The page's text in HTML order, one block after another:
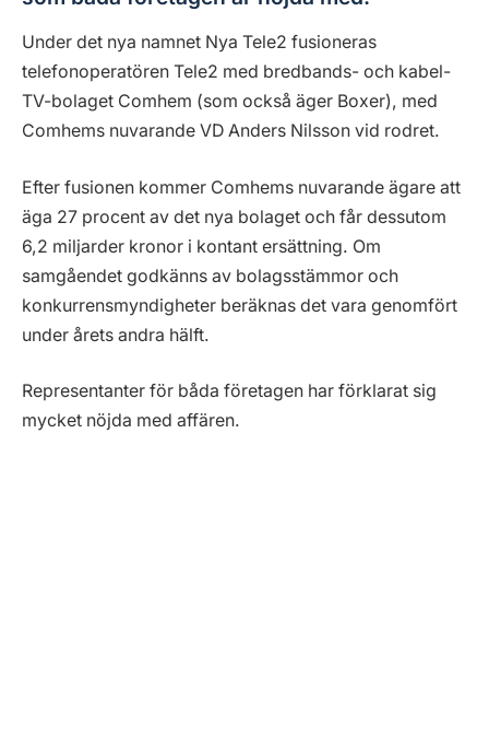
Under det nya namnet Nya Tele2 fusioneras
telefonoperatören Tele2 med bredbands- och kabel-
TV-bolaget Comhem (som också äger Boxer), med
Comhems nuvarande VD Anders Nilsson vid rodret.
Efter fusionen kommer Comhems nuvarande ägare att
äga 27 procent av det nya bolaget och får dessutom
6,2 miljarder kronor i kontant ersättning. Om
samgåendet godkänns av bolagsstämmor och
konkurrensmyndigheter beräknas det vara genomfört
under årets andra hälft.
Representanter för båda företagen har förklarat sig
mycket nöjda med affären.